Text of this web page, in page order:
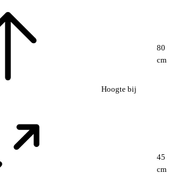
Hoogte bij
80
cm
45
cm